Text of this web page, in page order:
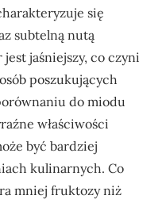
się
subtelną nutą
jaśniejszy, co czyni
poszukujących
do miodu
właściwości
być bardziej
kulinarnych. Co
mniej fruktozy niż